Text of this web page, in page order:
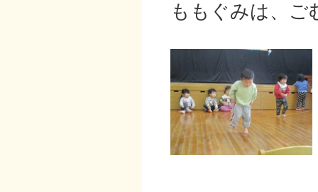
ももぐみは、ご